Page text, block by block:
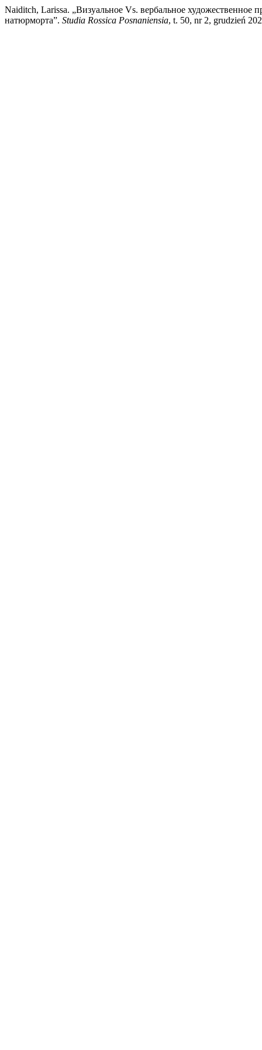
Naiditch, Larissa. „Визуальное Vs. вербальное
натюрморта”. Studia Rossica Posnaniensia, t. 50, nr 2, grudzień